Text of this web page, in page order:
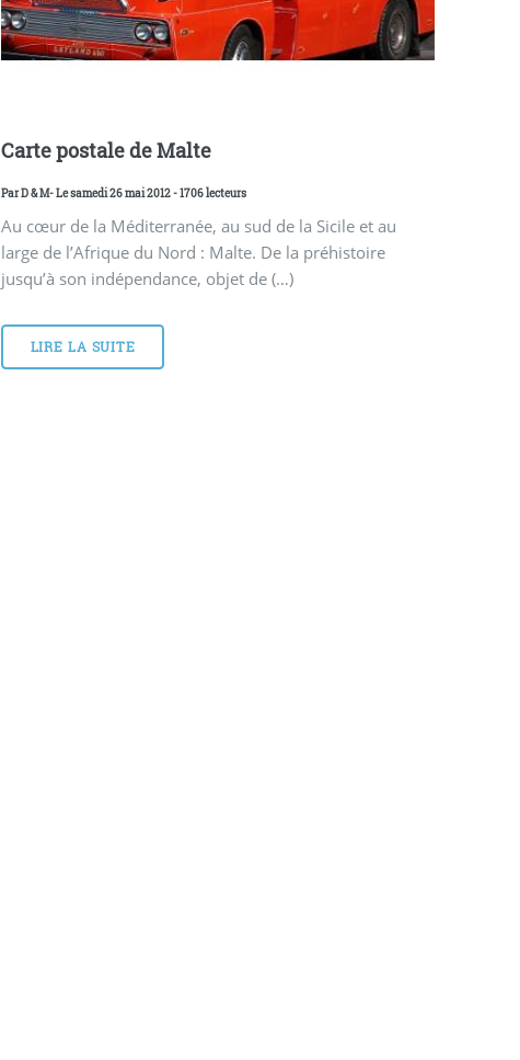
Carte postale de Malte
ParD & M- Le samedi 26 mai 2012 - 1706 lecteurs
Au cœur de la Méditerranée, au sud de la Sicile et au
large de l’Afrique du Nord : Malte. De la préhistoire
jusqu’à son indépendance, objet de (…)
LIRE LA SUITE